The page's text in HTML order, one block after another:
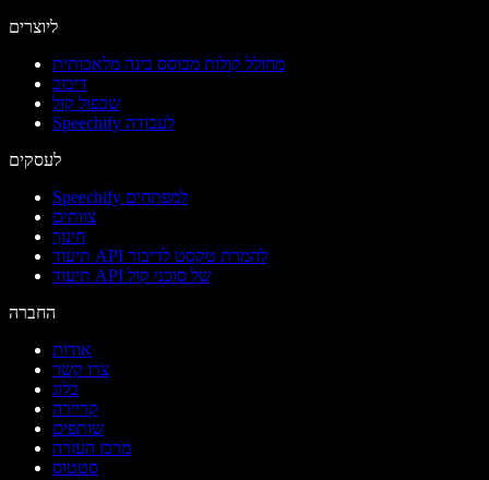
ליוצרים
מחולל קולות מבוסס בינה מלאכותית
דיבוב
שכפול קול
Speechify לעבודה
לעסקים
Speechify למפתחים
צוותים
חינוך
תיעוד API להמרת טקסט לדיבור
תיעוד API של סוכני קול
החברה
אודות
צרו קשר
בלוג
קריירה
שותפים
מרכז העזרה
סטטוס